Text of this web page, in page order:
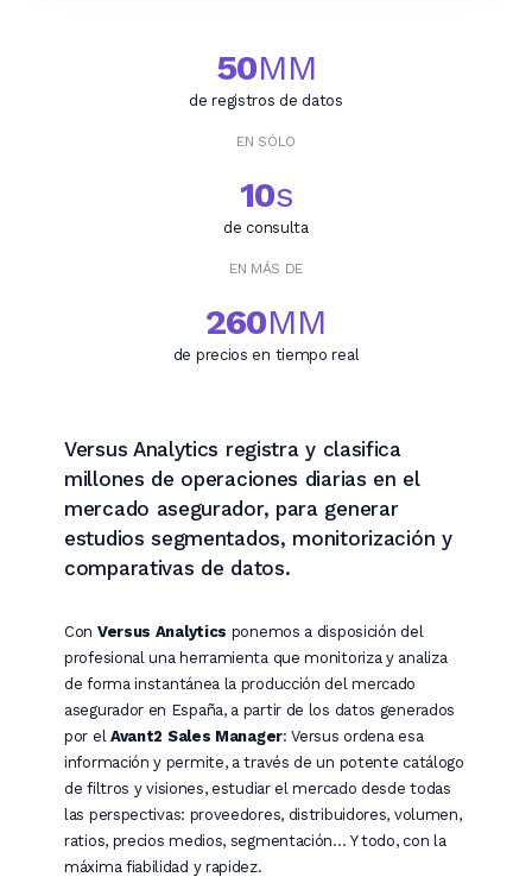
50MM
de registros de datos
EN SÓLO
10s
de consulta
EN MÁS DE
260MM
de precios en tiempo real
Versus Analytics registra y clasifica
millones de operaciones diarias en el
mercado asegurador, para generar
estudios segmentados, monitorización y
comparativas de datos.
Con Versus Analytics ponemos a disposición del
profesional una herramienta que monitoriza y analiza
de forma instantánea la producción del mercado
asegurador en España, a partir de los datos generados
por el Avant2 Sales Manager: Versus ordena esa
información y permite, a través de un potente catálogo
de filtros y visiones, estudiar el mercado desde todas
las perspectivas: proveedores, distribuidores, volumen,
ratios, precios medios, segmentación… Y todo, con la
máxima fiabilidad y rapidez.